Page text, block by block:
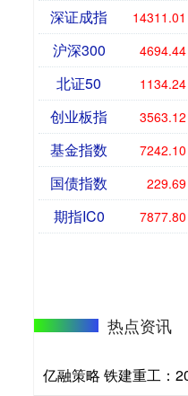
深证成指 14311.01
沪深300 4694.44
北证50 1134.24
创业板指 3563.12
基金指数 7242.10
国债指数 229.69
期指IC0 7877.80
热点资讯